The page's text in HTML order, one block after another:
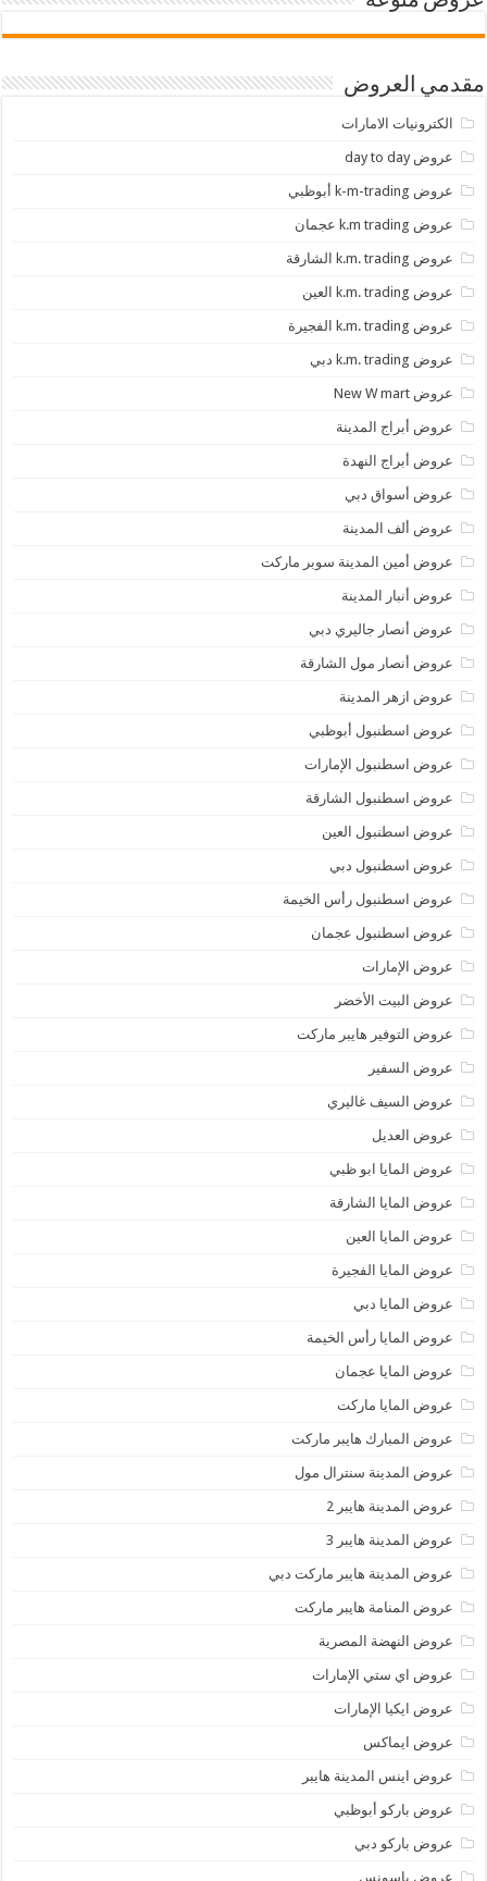
مقدمي العروض
الكترونيات الامارات
عروض day to day
عروض k-m-trading أبوظبي
عروض k.m trading عجمان
عروض k.m. trading الشارقة
عروض k.m. trading العين
عروض k.m. trading الفجيرة
عروض k.m. trading دبي
عروض New W mart
عروض أبراج المدينة
عروض أبراج النهدة
عروض أسواق دبي
عروض ألف المدينة
عروض أمين المدينة سوبر ماركت
عروض أنبار المدينة
عروض أنصار جاليري دبي
عروض أنصار مول الشارقة
عروض ازهر المدينة
عروض اسطنبول أبوظبي
عروض اسطنبول الإمارات
عروض اسطنبول الشارقة
عروض اسطنبول العين
عروض اسطنبول دبي
عروض اسطنبول رأس الخيمة
عروض اسطنبول عجمان
عروض الإمارات
عروض البيت الأخضر
عروض التوفير هايبر ماركت
عروض السفير
عروض السيف غاليري
عروض العديل
عروض المايا ابو ظبي
عروض المايا الشارقة
عروض المايا العين
عروض المايا الفجيرة
عروض المايا دبي
عروض المايا رأس الخيمة
عروض المايا عجمان
عروض المايا ماركت
عروض المبارك هايبر ماركت
عروض المدينة سنترال مول
عروض المدينة هايبر 2
عروض المدينة هايبر 3
عروض المدينة هايبر ماركت دبي
عروض المنامة هايبر ماركت
عروض النهضة المصرية
عروض اي ستي الإمارات
عروض ايكيا الإمارات
عروض ايماكس
عروض اينس المدينة هايبر
عروض باركو أبوظبي
عروض باركو دبي
عروض باسونس